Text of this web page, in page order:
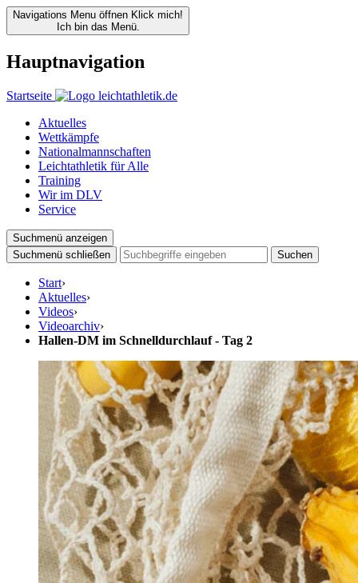
Navigations Menu öffnen Klick mich!
Ich bin das Menü.
Hauptnavigation
Startseite
Aktuelles
Wettkämpfe
Nationalmannschaften
Leichtathletik für Alle
Training
Wir im DLV
Service
Suchmenü anzeigen
Suchmenü schließen
Suchen
Start›
Aktuelles›
Videos›
Videoarchiv›
Hallen-DM im Schnelldurchlauf - Tag 2